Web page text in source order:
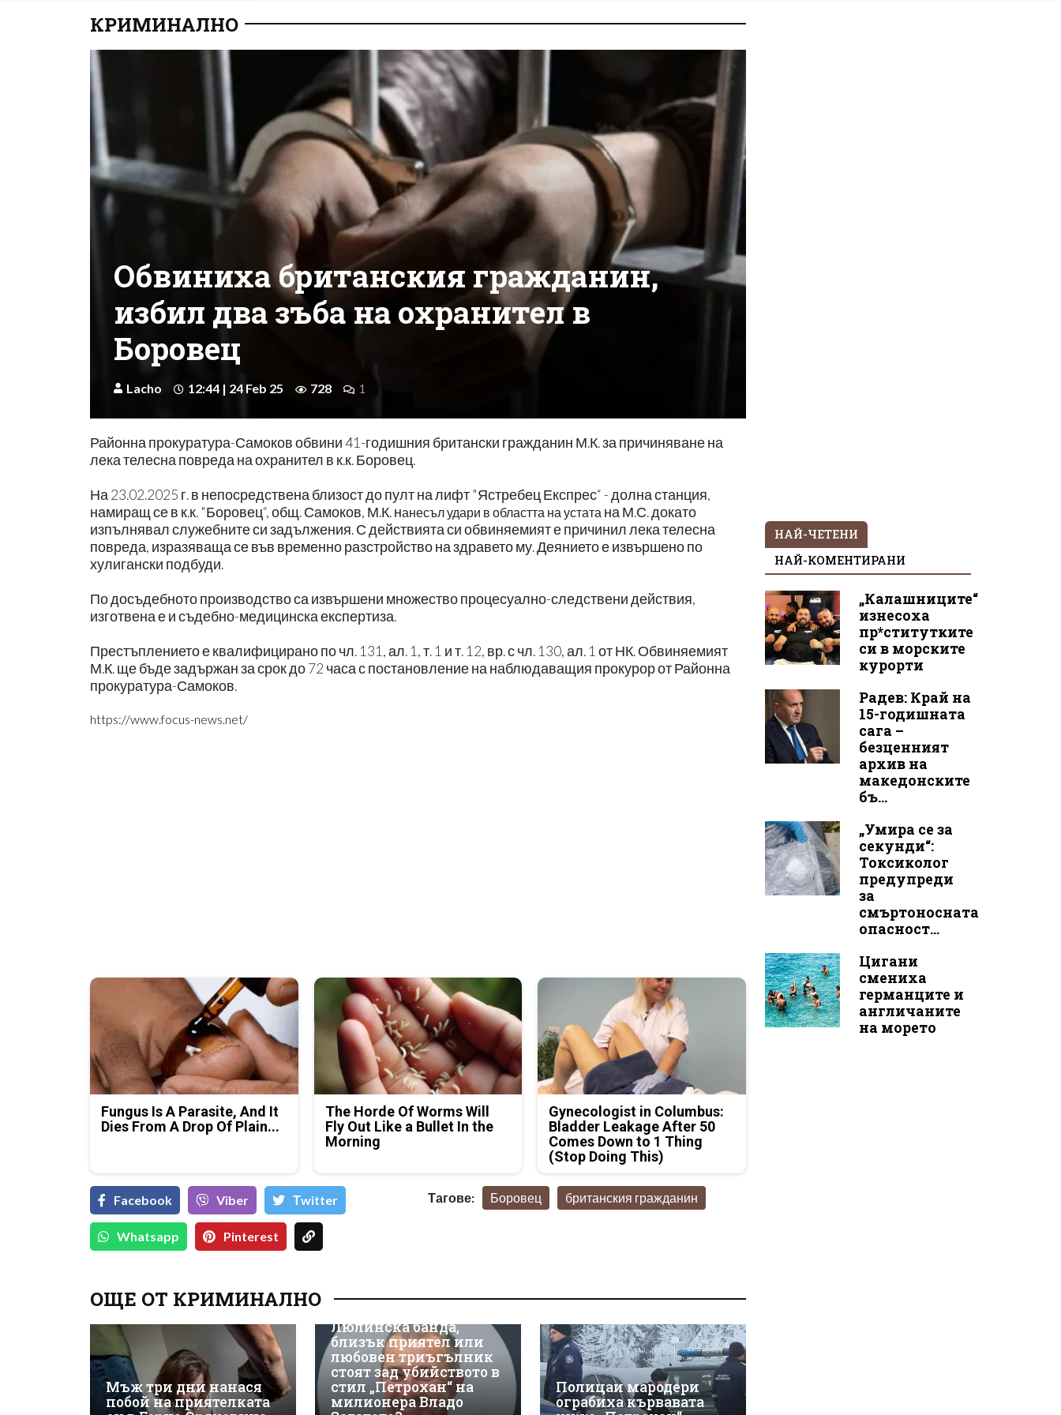
КРИМИНАЛНО
Обвиниха британския гражданин,
избил два зъба на охранител в
Боровец
Lacho 12:44 | 24 Feb 25 728 1
Районна прокуратура-Самоков обвини 41-годишния британски гражданин М.К. за причиняване на
лека телесна повреда на охранител в к.к. Боровец.
На 23.02.2025 г. в непосредствена близост до пулт на лифт "Ястребец Експрес“ - долна станция,
намиращ се в к.к. "Боровец“, общ. Самоков, М.К. нанесъл удари в областта на устата на М.С. докато
изпълнявал служебните си задължения. С действията си обвиняемият е причинил лека телесна
повреда, изразяваща се във временно разстройство на здравето му. Деянието е извършено по
хулигански подбуди.
По досъдебното производство са извършени множество процесуално-следствени действия,
изготвена е и съдебно-медицинска експертиза.
Престъплението е квалифицирано по чл. 131, ал. 1, т. 1 и т. 12, вр. с чл. 130, ал. 1 от НК. Обвиняемият
М.К. ще бъде задържан за срок до 72 часа с постановление на наблюдаващия прокурор от Районна
прокуратура-Самоков.
https://www.focus-news.net/
Fungus Is A Parasite, And It
Dies From A Drop Of Plain...
The Horde Of Worms Will
Fly Out Like a Bullet In the
Morning
Gynecologist in Columbus:
Bladder Leakage After 50
Comes Down to 1 Thing
(Stop Doing This)
Facebook Viber Тwitter
Whatsapp Pinterest
Тагове: Боровец британския гражданин
ОЩЕ ОТ КРИМИНАЛНО
Мъж три дни нанася
побой на приятелката
Люлинска банда,
близък приятел или
любовен триъгълник
стоят зад убийството в
стил „Петрохан“ на
милионера Владо
Полицаи мародери
ограбиха кървавата
НАЙ-ЧЕТЕНИ
НАЙ-КОМЕНТИРАНИ
„Калашниците“
изнесоха
пр*ститутките
си в морските
курорти
Радев: Край на
15-годишната
сага –
безценният
архив на
македонските
бъ...
„Умира се за
секунди“:
Токсиколог
предупреди
за
смъртоносната
опасност...
Цигани
смениха
германците и
англичаните
на морето